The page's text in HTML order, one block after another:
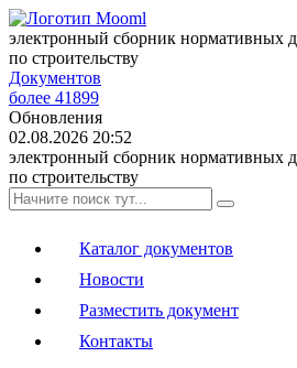
электронный сборник нормативных
по строительству
Документов
более 41899
Обновления
02.08.2026 20:52
электронный сборник нормативных
по строительству
Каталог документов
Новости
Разместить документ
Контакты